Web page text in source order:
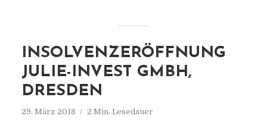
INSOLVENZERÖFFNUNG
JULIE-INVEST GMBH,
DRESDEN
29. März 2018 2 Min. Lesedauer